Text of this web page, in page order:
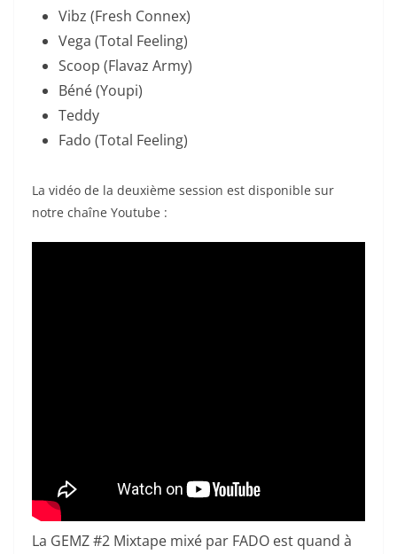
Vibz (Fresh Connex)
Vega (Total Feeling)
Scoop (Flavaz Army)
Béné (Youpi)
Teddy
Fado (Total Feeling)
La vidéo de la deuxième session est disponible sur
notre chaîne Youtube :
La GEMZ #2 Mixtape mixé par FADO est quand à